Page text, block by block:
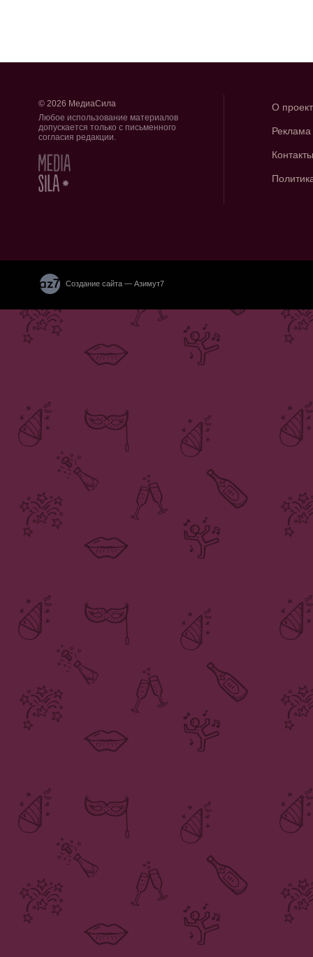
© 2026 МедиаСила
Любое использование материалов
допускается только с письменного
согласия редакции.
О
Реклама
Контакты
Создание сайта — Азимут7